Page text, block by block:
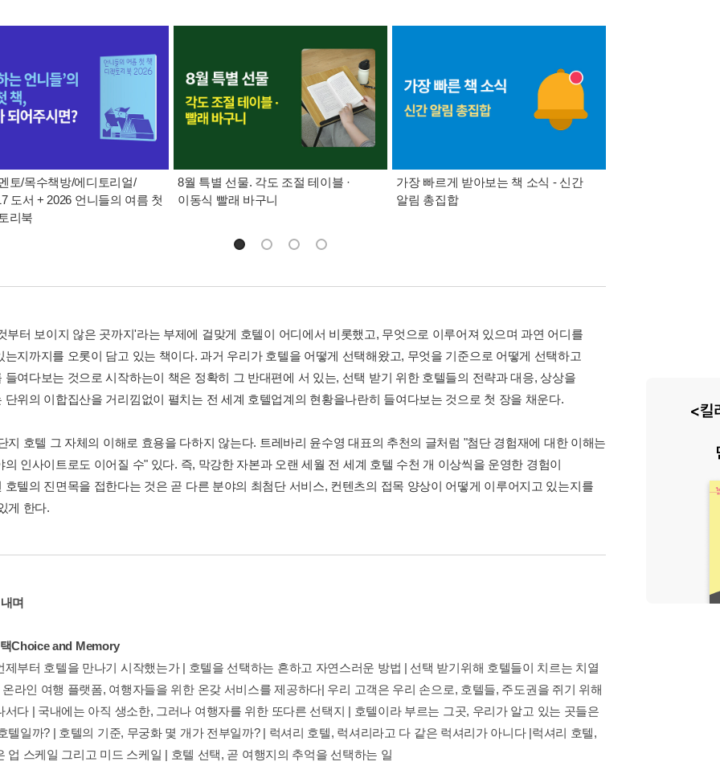
토/목수책방/에디토리얼/
도서 + 2026 언니들의 여름 첫
리북
8월 특별 선물. 각도 조절 테이블 ·
이동식 빨래 바구니
가장 빠르게 받아보는 책 소식 - 신간
알림 총집합
부터 보이지 않은 곳까지'라는 부제에 걸맞게 호텔이 어디에서 비롯했고, 무엇으로 이루어져 있으며 과연 어디를
는지까지를 오롯이 담고 있는 책이다. 과거 우리가 호텔을 어떻게 선택해왔고, 무엇을 기준으로 어떻게 선택하고
들여다보는 것으로 시작하는이 책은 정확히 그 반대편에 서 있는, 선택 받기 위한 호텔들의 전략과 대응, 상상을
단위의 이합집산을 거리낌없이 펼치는 전 세계 호텔업계의 현황을나란히 들여다보는 것으로 첫 장을 채운다.
지 호텔 그 자체의 이해로 효용을 다하지 않는다. 트레바리 윤수영 대표의 추천의 글처럼 "첨단 경험재에 대한 이해는
의 인사이트로도 이어질 수" 있다. 즉, 막강한 자본과 오랜 세월 전 세계 호텔 수천 개 이상씩을 운영한 경험이
호텔의 진면목을 접한다는 것은 곧 다른 분야의 최첨단 서비스, 컨텐츠의 접목 양상이 어떻게 이루어지고 있는지를
게 한다.
며
Choice and Memory
제부터 호텔을 만나기 시작했는가 | 호텔을 선택하는 흔하고 자연스러운 방법 | 선택 받기위해 호텔들이 치르는 치열
라인 여행 플랫폼, 여행자들을 위한 온갖 서비스를 제공하다| 우리 고객은 우리 손으로, 호텔들, 주도권을 쥐기 위해
서다 | 국내에는 아직 생소한, 그러나 여행자를 위한 또다른 선택지 | 호텔이라 부르는 그곳, 우리가 알고 있는 곳들은
텔일까? | 호텔의 기준, 무궁화 몇 개가 전부일까? | 럭셔리 호텔, 럭셔리라고 다 같은 럭셔리가 아니다 |럭셔리 호텔,
업 스케일 그리고 미드 스케일 | 호텔 선택, 곧 여행지의 추억을 선택하는 일